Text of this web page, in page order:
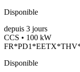
Disponible
depuis 3 jours
CCS • 100 kW
Disponible